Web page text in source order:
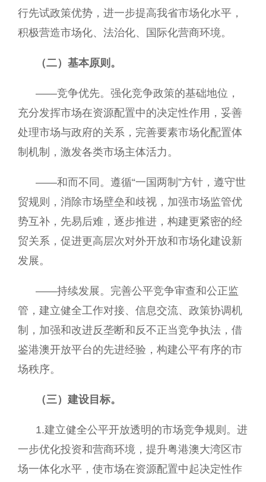
行先试政策优势，进一步提高我省市场化水平，
积极营造市场化、法治化、国际化营商环境。
（二）基本原则。
——竞争优先。强化竞争政策的基础地位，
充分发挥市场在资源配置中的决定性作用，妥善
处理市场与政府的关系，完善要素市场化配置体
制机制，激发各类市场主体活力。
——和而不同。遵循“一国两制”方针，遵守世
贸规则，消除市场壁垒和歧视，加强市场监管优
势互补，先易后难，逐步推进，构建更紧密的经
贸关系，促进更高层次对外开放和市场化建设新
发展。
——持续发展。完善公平竞争审查和公正监
管，建立健全工作对接、信息交流、政策协调机
制，加强和改进反垄断和反不正当竞争执法，借
鉴港澳开放平台的先进经验，构建公平有序的市
场秩序。
（三）建设目标。
1.建立健全公平开放透明的市场竞争规则。进
一步优化投资和营商环境，提升粤港澳大湾区市
场一体化水平，使市场在资源配置中起决定性作